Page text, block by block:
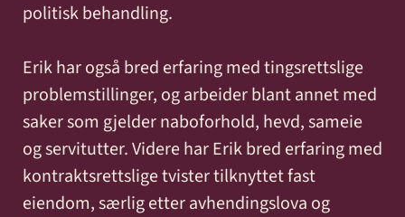
politisk behandling.
Erik har også bred erfaring med tingsrettslige
problemstillinger, og arbeider blant annet med
saker som gjelder naboforhold, hevd, sameie
og servitutter. Videre har Erik bred erfaring med
kontraktsrettslige tvister tilknyttet fast
eiendom, særlig etter avhendingslova og